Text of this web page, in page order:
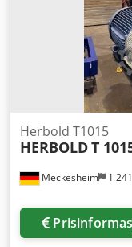
Meckesheim 1
Herbold T1015
HERBOLDT